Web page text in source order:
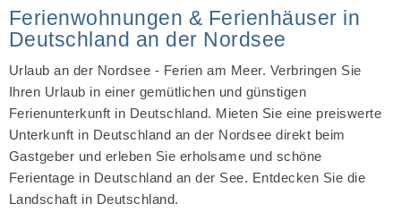
Ferienwohnungen & Ferienhäuser in
Deutschland an der Nordsee
Urlaub an der Nordsee - Ferien am Meer. Verbringen Sie
Ihren Urlaub in einer gemütlichen und günstigen
Ferienunterkunft in Deutschland. Mieten Sie eine preiswerte
Unterkunft in Deutschland an der Nordsee direkt beim
Gastgeber und erleben Sie erholsame und schöne
Ferientage in Deutschland an der See. Entdecken Sie die
Landschaft in Deutschland.